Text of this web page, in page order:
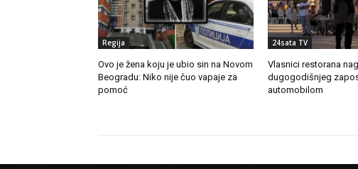
Regija
Ovo je žena koju je ubio sin na Novom
Beogradu: Niko nije čuo vapaje za
pomoć
24sata TV
Vlasnici restorana
dugogodišnjeg
automobilom